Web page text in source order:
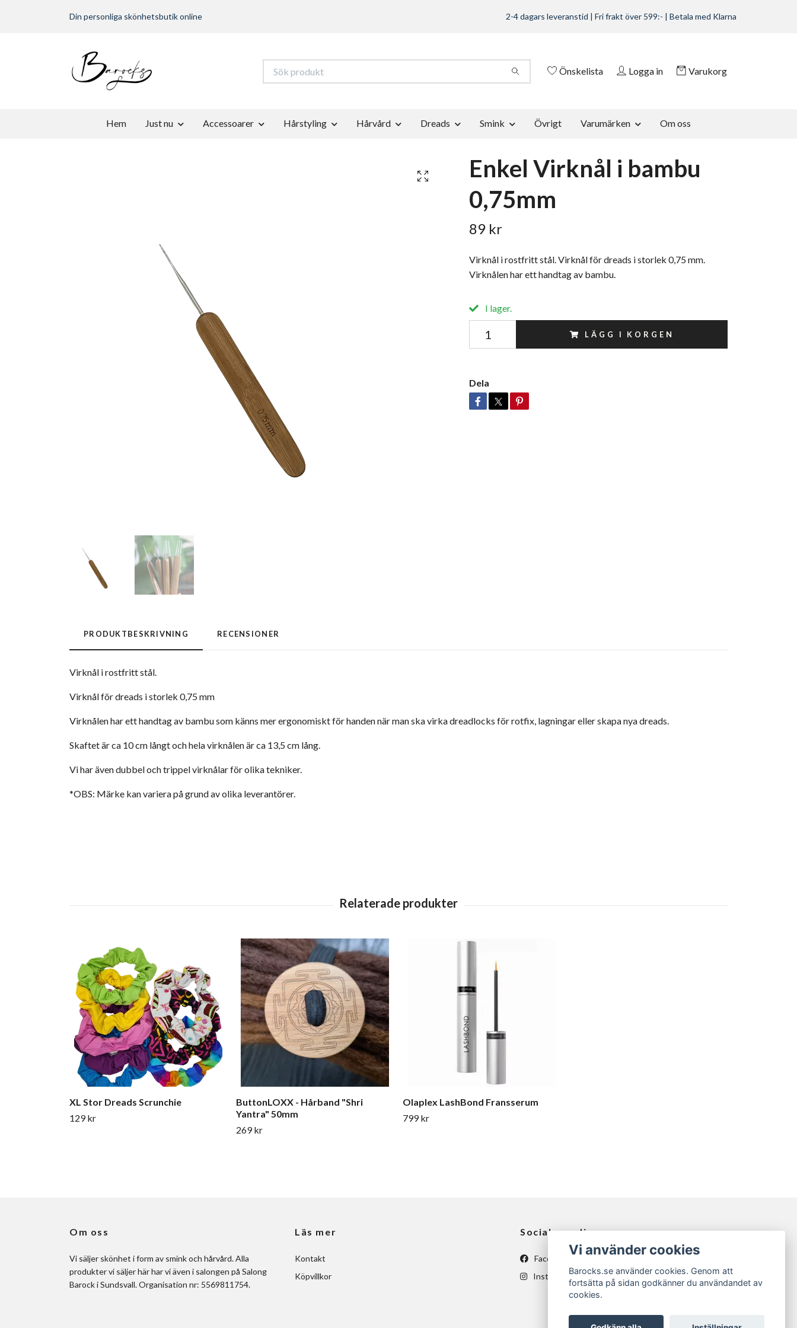
Din personliga skönhetsbutik online 2-4 dagars leveranstid | Fri frakt över 599:- | Betala med Klarna
Önskelista Logga in Varukorg
Hem Just nu Accessoarer Hårstyling Hårvård Dreads Smink Övrigt Varumärken Om oss
Enkel Virknål i bambu
0,75mm
89 kr
Virknål i rostfritt stål. Virknål för dreads i storlek 0,75 mm.
Virknålen har ett handtag av bambu.
I lager.
LÄGG I KORGEN
Dela
PRODUKTBESKRIVNING RECENSIONER
Virknål i rostfritt stål.
Virknål för dreads i storlek 0,75 mm
Virknålen har ett handtag av bambu som känns mer ergonomiskt för handen när man ska virka dreadlocks för rotfix, lagningar eller skapa nya dreads.
Skaftet är ca 10 cm långt och hela virknålen är ca 13,5 cm lång.
Vi har även dubbel och trippel virknålar för olika tekniker.
*OBS: Märke kan variera på grund av olika leverantörer.
XL Stor Dreads Scrunchie
129 kr
ButtonLOXX - Hårband "Shri
Yantra" 50mm
269 kr
Olaplex LashBond Fransserum
799 kr
Om oss
Vi säljer skönhet i form av smink och hårvård. Alla
produkter vi säljer här har vi även i salongen på Salong
Barock i Sundsvall. Organisation nr: 5569811754.
Läs mer
Kontakt
Köpvillkor
Sociala medier
Facebook
Instagram
Vi använder cookies
Barocks.se använder cookies. Genom att
fortsätta på sidan godkänner du användandet av
cookies.